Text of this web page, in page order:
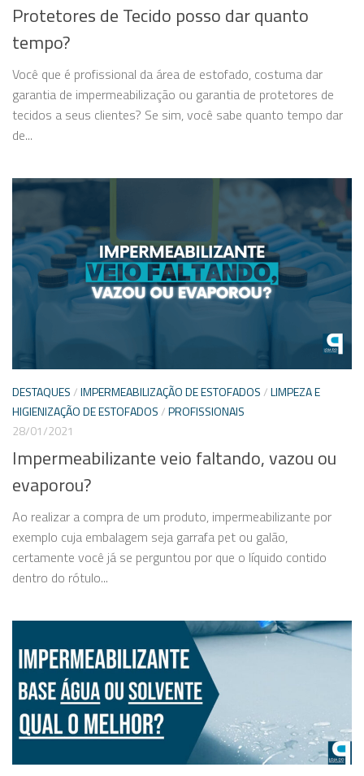
Protetores de Tecido posso dar quanto
tempo?
Você que é profissional da área de estofado, costuma dar
garantia de impermeabilização ou garantia de protetores de
tecidos a seus clientes? Se sim, você sabe quanto tempo dar
de...
DESTAQUES/IMPERMEABILIZAÇÃO DE ESTOFADOS/LIMPEZA E
HIGIENIZAÇÃO DE ESTOFADOS/PROFISSIONAIS
28/01/2021
Impermeabilizante veio faltando, vazou ou
evaporou?
Ao realizar a compra de um produto, impermeabilizante por
exemplo cuja embalagem seja garrafa pet ou galão,
certamente você já se perguntou por que o líquido contido
dentro do rótulo...